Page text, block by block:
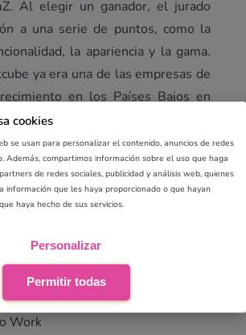
cookies
se usan para personalizar el contenido, anuncios de redes
Además, compartimos información sobre el uso que haga
de redes sociales, publicidad y análisis web, quienes
información que les haya proporcionado o que hayan
haya hecho de sus servicios.
Personalizar
Permitir todas
Al elegir un ganador, el jurado
a una serie de puntos, como la
la apariencia y la gama.
ya era una de las empresas de
en los Países Bajos en
tanto, recibió el título de
Fast50
alcanzó otro hito especial.
24 en el Technology Fast50
4 años (2011 - 2014), Pinkcube
puesto 24 en el ranking Tech
Work